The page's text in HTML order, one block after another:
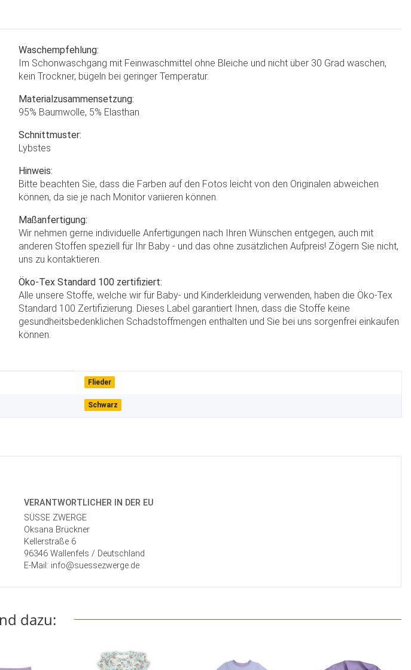
Waschempfehlung:
Im Schonwaschgang mit Feinwaschmittel ohne Bleiche und nicht über 30 Grad waschen,
kein Trockner, bügeln bei geringer Temperatur.
Materialzusammensetzung:
95% Baumwolle, 5% Elasthan
Schnittmuster:
Lybstes
Hinweis:
Bitte beachten Sie, dass die Farben auf den Fotos leicht von den Originalen abweichen
können, da sie je nach Monitor variieren können.
Maßanfertigung:
Wir nehmen gerne individuelle Anfertigungen nach Ihren Wünschen entgegen, auch mit
anderen Stoffen speziell für Ihr Baby - und das ohne zusätzlichen Aufpreis! Zögern Sie nicht,
uns zu kontaktieren.
Öko-Tex Standard 100 zertifiziert:
Alle unsere Stoffe, welche wir für Baby- und Kinderkleidung verwenden, haben die Öko-Tex
Standard 100 Zertifizierung. Dieses Label garantiert Ihnen, dass die Stoffe keine
gesundheitsbedenklichen Schadstoffmengen enthalten und Sie bei uns sorgenfrei einkaufen
können.
Flieder
Schwarz
VERANTWORT­LICHER IN DER EU
SÜSSE ZWERGE
Oksana Brückner
Kellerstraße 6
96346 Wallenfels / Deutschland
E-Mail: info@suessezwerge.de
dazu: